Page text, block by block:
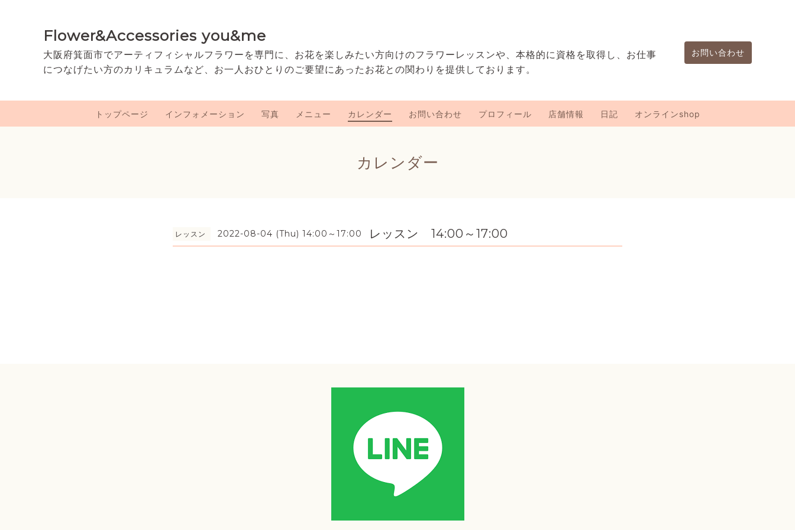
Flower&Accessories you&me
大阪府箕面市でアーティフィシャルフラワーを専門に、お花を楽しみたい方向けのフラワーレッスンや、本格的に資格を取得し、お仕事
につなげたい方のカリキュラムなど、お一人おひとりのご要望にあったお花との関わりを提供しております。
お問い合わせ
トップページ インフォメーション 写真 メニュー カレンダー お問い合わせ プロフィール 店舗情報 日記 オンラインshop
カレンダー
レッスン 2022-08-04 (Thu) 14:00～17:00 レッスン 14:00～17:00